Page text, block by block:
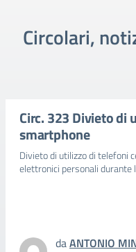
Circolari,
Circ. 323 Divieto di
smartphone
Divieto di utilizzo di telefoni
elettronici personali durante
daANTONIO